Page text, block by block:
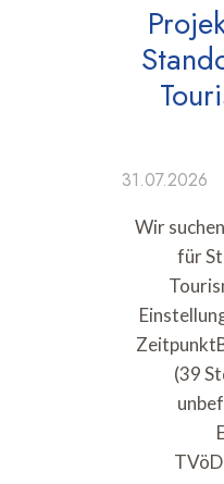
31.07.2026
Wir
für
(39